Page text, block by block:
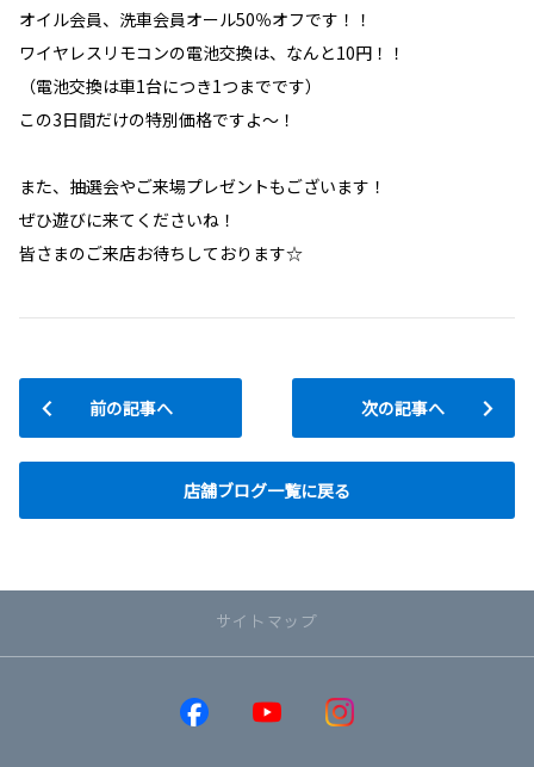
オイル会員、洗車会員オール50％オフです！！
ワイヤレスリモコンの電池交換は、なんと10円！！
（電池交換は車1台につき1つまでです）
この3日間だけの特別価格ですよ～！
また、抽選会やご来場プレゼントもございます！
ぜひ遊びに来てくださいね！
皆さまのご来店お待ちしております☆
前の記事へ
店舗ブログ一覧に戻る
次の記事へ
サイトマップ